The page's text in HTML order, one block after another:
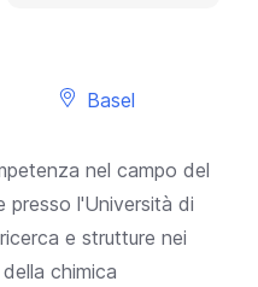
Basel
nel campo del
l'Università di
e strutture nei
chimica